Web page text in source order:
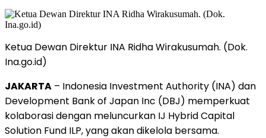
Ketua Dewan Direktur INA Ridha Wirakusumah. (Dok.
Ina.go.id)
JAKARTA – Indonesia Investment Authority (INA) dan
Development Bank of Japan Inc (DBJ) memperkuat
kolaborasi dengan meluncurkan IJ Hybrid Capital
Solution Fund ILP, yang akan dikelola bersama.